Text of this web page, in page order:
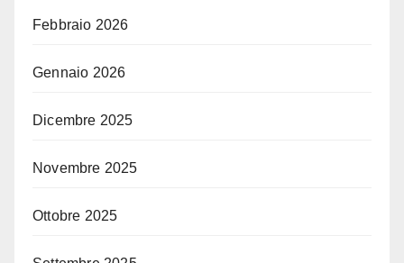
Febbraio 2026
Gennaio 2026
Dicembre 2025
Novembre 2025
Ottobre 2025